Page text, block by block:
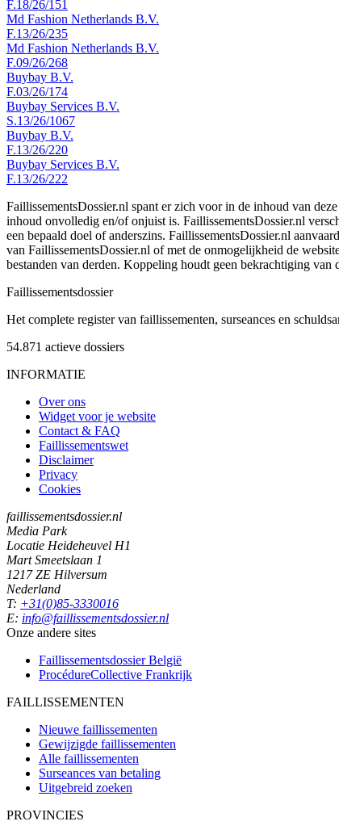
F.18/26/151
Md Fashion Netherlands B.V.
F.13/26/235
Md Fashion Netherlands B.V.
F.09/26/268
Buybay B.V.
F.03/26/174
Buybay Services B.V.
S.13/26/1067
Buybay B.V.
F.13/26/220
Buybay Services B.V.
F.13/26/222
FaillissementsDossier.nl spant er zich voor in de inhoud van
inhoud onvolledig en/of onjuist is. FaillissementsDossier.nl
een bepaald doel of anderszins. FaillissementsDossier.nl
van FaillissementsDossier.nl of met de onmogelijkheid de
bestanden van derden. Koppeling houdt geen bekrachtiging van
Faillissementsdossier
Het complete register van faillissementen, surseances en
54.871 actieve dossiers
INFORMATIE
Over ons
Widget voor je website
Contact & FAQ
Faillissementswet
Disclaimer
Privacy
Cookies
faillissementsdossier.nl
Media Park
Locatie Heideheuvel H1
Mart Smeetslaan 1
1217 ZE Hilversum
Nederland
T: +31(0)85-3330016
E: info@faillissementsdossier.nl
Onze andere sites
Faillissementsdossier België
ProcédureCollective Frankrijk
FAILLISSEMENTEN
Nieuwe faillissementen
Gewijzigde faillissementen
Alle faillissementen
Surseances van betaling
Uitgebreid zoeken
PROVINCIES